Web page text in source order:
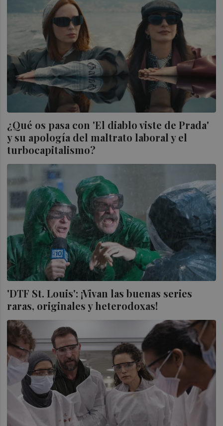
¿Qué os pasa con 'El diablo viste de Prada'
y su apología del maltrato laboral y el
turbocapitalismo?
'DTF St. Louis': ¡Vivan las buenas series
raras, originales y heterodoxas!